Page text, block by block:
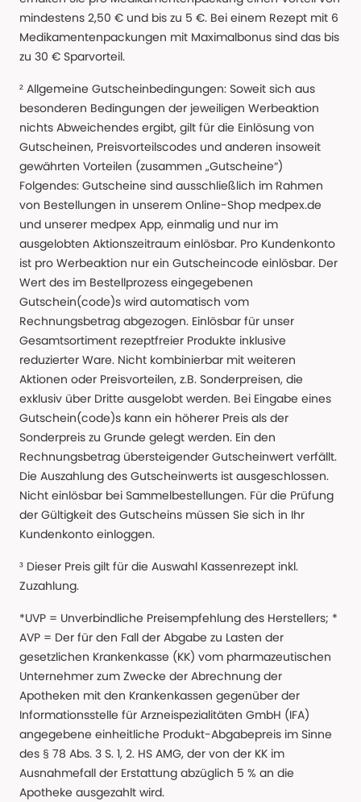
mindestens 2,50 € und bis zu 5 €. Bei einem Rezept mit 6
Medikamentenpackungen mit Maximalbonus sind das bis
zu 30 € Sparvorteil.
² Allgemeine Gutscheinbedingungen: Soweit sich aus
besonderen Bedingungen der jeweiligen Werbeaktion
nichts Abweichendes ergibt, gilt für die Einlösung von
Gutscheinen, Preisvorteilscodes und anderen insoweit
gewährten Vorteilen (zusammen „Gutscheine“)
Folgendes: Gutscheine sind ausschließlich im Rahmen
von Bestellungen in unserem Online-Shop medpex.de
und unserer medpex App, einmalig und nur im
ausgelobten Aktionszeitraum einlösbar. Pro Kundenkonto
ist pro Werbeaktion nur ein Gutscheincode einlösbar. Der
Wert des im Bestellprozess eingegebenen
Gutschein(code)s wird automatisch vom
Rechnungsbetrag abgezogen. Einlösbar für unser
Gesamtsortiment rezeptfreier Produkte inklusive
reduzierter Ware. Nicht kombinierbar mit weiteren
Aktionen oder Preisvorteilen, z.B. Sonderpreisen, die
exklusiv über Dritte ausgelobt werden. Bei Eingabe eines
Gutschein(code)s kann ein höherer Preis als der
Sonderpreis zu Grunde gelegt werden. Ein den
Rechnungsbetrag übersteigender Gutscheinwert verfällt.
Die Auszahlung des Gutscheinwerts ist ausgeschlossen.
Nicht einlösbar bei Sammelbestellungen. Für die Prüfung
der Gültigkeit des Gutscheins müssen Sie sich in Ihr
Kundenkonto einloggen.
³ Dieser Preis gilt für die Auswahl Kassenrezept inkl.
Zuzahlung.
*UVP = Unverbindliche Preisempfehlung des Herstellers; *
AVP = Der für den Fall der Abgabe zu Lasten der
gesetzlichen Krankenkasse (KK) vom pharmazeutischen
Unternehmer zum Zwecke der Abrechnung der
Apotheken mit den Krankenkassen gegenüber der
Informationsstelle für Arzneispezialitäten GmbH (IFA)
angegebene einheitliche Produkt-Abgabepreis im Sinne
des § 78 Abs. 3 S. 1, 2. HS AMG, der von der KK im
Ausnahmefall der Erstattung abzüglich 5 % an die
Apotheke ausgezahlt wird.